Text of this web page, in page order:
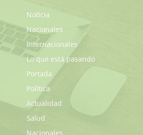
Noticia
Nacionales
Internacionales
Lo que está pasando
Portada
Política
Actualidad
Salud
Nacionales